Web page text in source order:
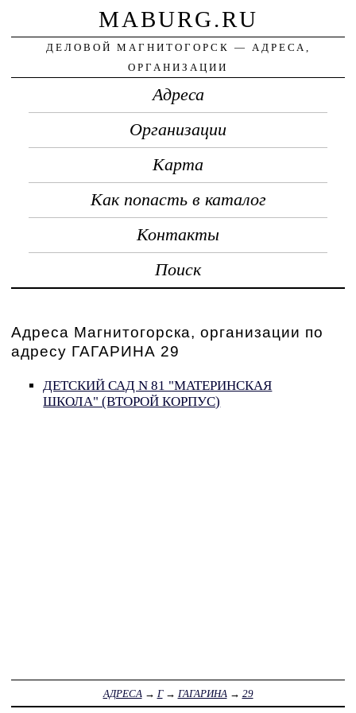
MABURG.RU
ДЕЛОВОЙ МАГНИТОГОРСК — АДРЕСА,
ОРГАНИЗАЦИИ
Адреса
Организации
Карта
Как попасть в каталог
Контакты
Поиск
Адреса Магнитогорска, организации по
адресу ГАГАРИНА 29
ДЕТСКИЙ САД N 81 "МАТЕРИНСКАЯ
ШКОЛА" (ВТОРОЙ КОРПУС)
АДРЕСА → Г→ ГАГАРИНА → 29